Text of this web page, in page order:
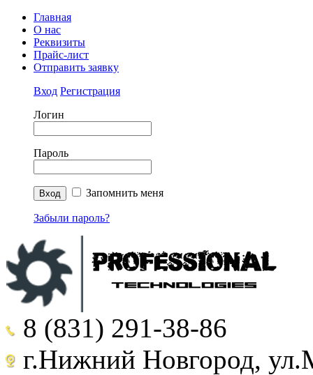
Главная
О нас
Реквизиты
Прайс-лист
Отправить заявку
Вход Регистрация
Логин
Пароль
Запомнить меня
Забыли пароль?
8 (831) 291-38-86
г.Нижний Новгород,